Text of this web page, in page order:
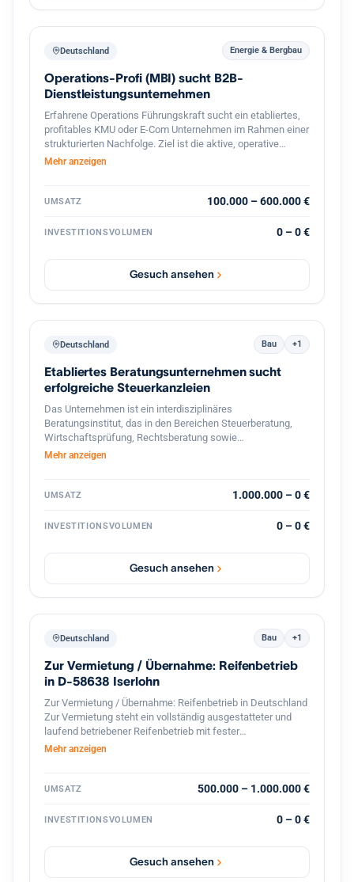
Deutschland Energie & Bergbau
Operations-Profi (MBI) sucht B2B-
Dienstleistungsunternehmen
Erfahrene Operations Führungskraft sucht ein etabliertes,
profitables KMU oder E-Com Unternehmen im Rahmen einer
strukturierten Nachfolge. Ziel ist die aktive, operative
Übernahme der Geschäftsführung (tätige Beteiligung), die
Prozessdigitalisierung und Skalierung
Mehr anzeigen
UMSATZ 100.000 – 600.000 €
INVESTITIONSVOLUMEN 0 – 0 €
Gesuch ansehen
Deutschland Bau +1
Etabliertes Beratungsunternehmen sucht
erfolgreiche Steuerkanzleien
Das Unternehmen ist ein interdisziplinäres
Beratungsinstitut, das in den Bereichen Steuerberatung,
Wirtschaftsprüfung, Rechtsberatung sowie
betriebswirtschaftliche Unternehmensberatung tätig ist. Es
sowie an Privatpersonen mit komplexen steuer‑ und
von rund 1 500 Mitarbeitern und einem Netzwerk von
das Haus seinen Kunden eine flächendeckende,
persönliche Betreuung vor Ort gewährleisten, wodurch das
Institut besonders gut in den dortigen Wirtschaftsraum
Mehr anzeigen
UMSATZ 1.000.000 – 0 €
INVESTITIONSVOLUMEN 0 – 0 €
Gesuch ansehen
Deutschland Bau +1
Zur Vermietung / Übernahme: Reifenbetrieb
in D-58638 Iserlohn
Zur Vermietung / Übernahme: Reifenbetrieb in Deutschland
Zur Vermietung steht ein vollständig ausgestatteter und
laufend betriebener Reifenbetrieb mit fester
Kundenstruktur und etabliertem Geschäftsbetrieb. Der
ist komplett ausgestattet und sofort betriebsbereit.
Reifenmontage und Service aller Fahrzeugtypen(LKWs
auch Lkw problemlos einfahren können Hebebühnen und
professionelles Equipment für Fahrzeuge Bestehender
Kundenstamm und laufender Geschäftsbetrieb Gute Lage
Mehr anzeigen
UMSATZ 500.000 – 1.000.000 €
INVESTITIONSVOLUMEN 0 – 0 €
Gesuch ansehen